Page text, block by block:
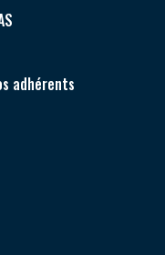
adhérents